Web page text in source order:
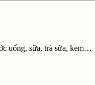
uống, sữa, trà sữa, kem…